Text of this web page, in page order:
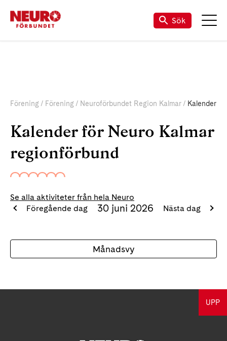
Sök
Förening Förening Neuroförbundet Region Kalmar Kalender
Kalender för Neuro Kalmar
regionförbund
Se alla aktiviteter från hela Neuro
Föregående dag
30 juni 2026 Nästa dag
Månadsvy
UPP